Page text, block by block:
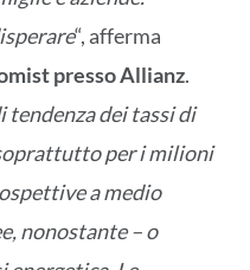
“, afferma
presso Allianz.
dei tassi di
per i milioni
a medio
nonostante – o